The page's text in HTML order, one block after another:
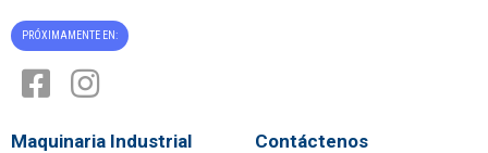
PRÓXIMAMENTE EN:
Maquinaria Industrial Contáctenos